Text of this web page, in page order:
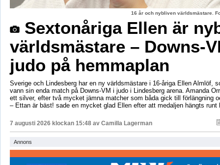
16 år och nybliven världsmästare.
Sextonåriga Ellen är
världsmästare – Downs-
judo på hemmaplan
Sverige och Lindesberg har en ny världsmästare i 16-åriga Ellen Almlöf,
vann sin enda match på Downs-VM i judo i Lindesberg arena. Amanda
ett silver, efter två mycket jämna matcher som båda gick till förlängning
– Ettan är bäst! sade en mycket glad Ellen efter att medaljen hängts runt
7 augusti 2026 klockan 15:48 av Camilla Lagerman
Annons